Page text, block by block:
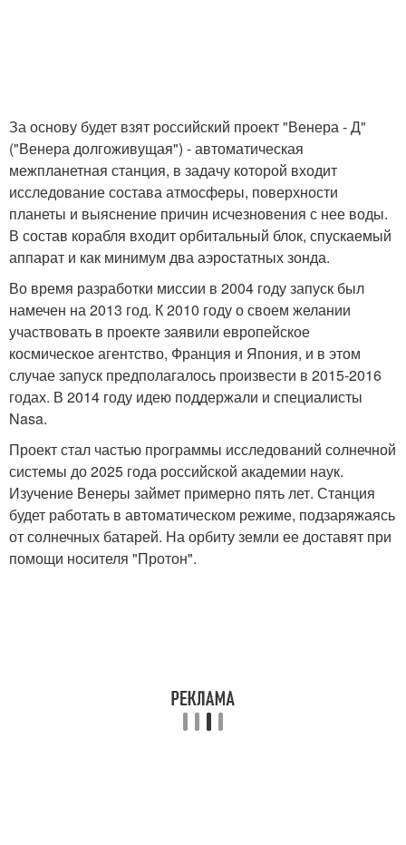
За основу будет взят российский проект "Венера - Д"
("Венера долгоживущая") - автоматическая
межпланетная станция, в задачу которой входит
исследование состава атмосферы, поверхности
планеты и выяснение причин исчезновения с нее воды.
В состав корабля входит орбитальный блок, спускаемый
аппарат и как минимум два аэростатных зонда.
Во время разработки миссии в 2004 году запуск был
намечен на 2013 год. К 2010 году о своем желании
участвовать в проекте заявили европейское
космическое агентство, Франция и Япония, и в этом
случае запуск предполагалось произвести в 2015-2016
годах. В 2014 году идею поддержали и специалисты
Nasa.
Проект стал частью программы исследований солнечной
системы до 2025 года российской академии наук.
Изучение Венеры займет примерно пять лет. Станция
будет работать в автоматическом режиме, подзаряжаясь
от солнечных батарей. На орбиту земли ее доставят при
помощи носителя "Протон".